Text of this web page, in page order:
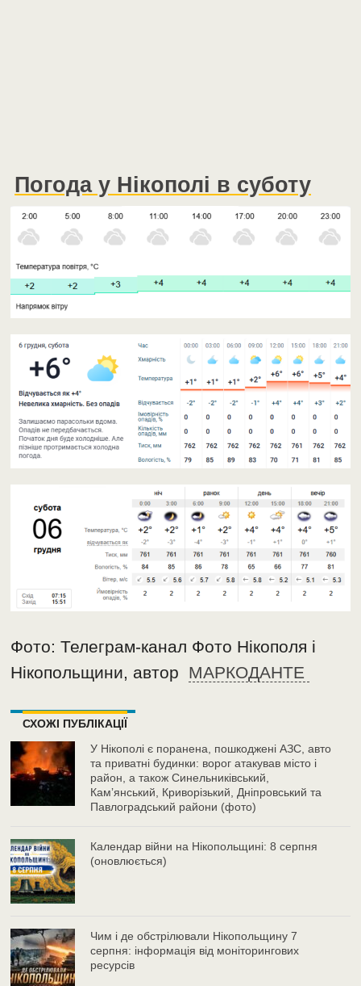
Погода у Нікополі в суботу
Фото: Телеграм-канал Фото Нікополя і
Нікопольщини, автор МАРКОДАНТЕ
СХОЖІ ПУБЛІКАЦІЇ
У Нікополі є поранена, пошкоджені АЗС, авто
та приватні будинки: ворог атакував місто і
район, а також Синельниківський,
Камʼянський, Криворізький, Дніпровський та
Павлоградський райони (фото)
Календар війни на Нікопольщині: 8 серпня
(оновлюється)
Чим і де обстрілювали Нікопольщину 7
серпня: інформація від моніторингових
ресурсів